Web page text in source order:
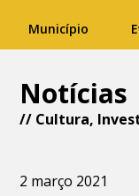
Município
Notícias
// Cultura,
2 março 2021